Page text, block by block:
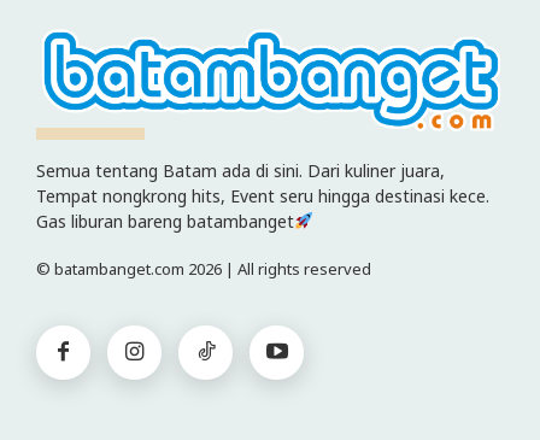
Semua tentang Batam ada di sini. Dari kuliner juara,
Tempat nongkrong hits, Event seru hingga destinasi kece.
Gas liburan bareng batambanget
© batambanget.com 2026 | All rights reserved